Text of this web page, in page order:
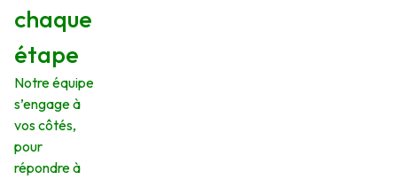
chaque
étape
Notre équipe
s’engage à
vos côtés,
pour
répondre à